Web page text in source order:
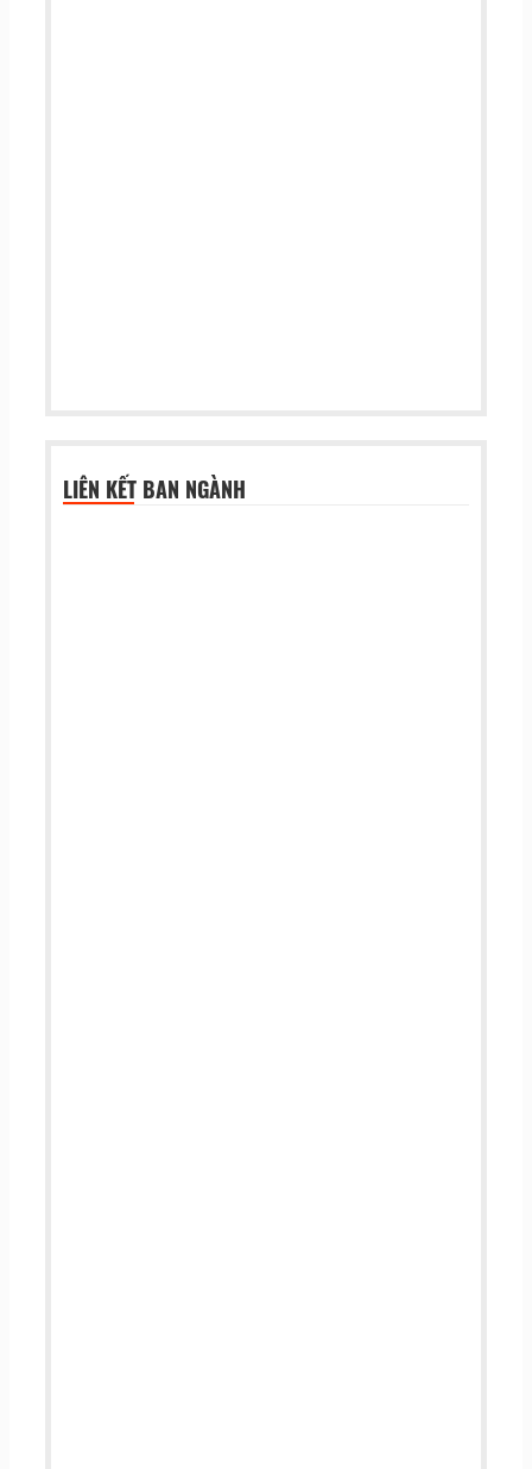
LIÊN KẾT BAN NGÀNH